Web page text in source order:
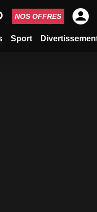
Sport
NOS OFFRES